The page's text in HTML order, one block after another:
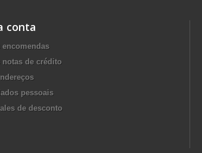
conta
de crédito
pessoais
de desconto